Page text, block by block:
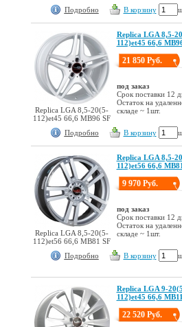
Подробно В корзину
Replica LGA 8,5-20(5-
112)et45 66,6 MB96 SF
Replica LGA 8,5-
112)et45 66,6
21 850 Руб.
под заказ
Срок поставки 12
Остаток на
складе ~ 1шт.
Подробно В корзину
Replica LGA 8,5-20(5-
112)et56 66,6 MB81 SF
Replica LGA 8,5-
112)et56 66,6
9 970 Руб.
под заказ
Срок поставки 12
Остаток на
складе ~ 1шт.
Подробно В корзину
Replica LGA 9-
112)et45 66,6
22 520 Руб.